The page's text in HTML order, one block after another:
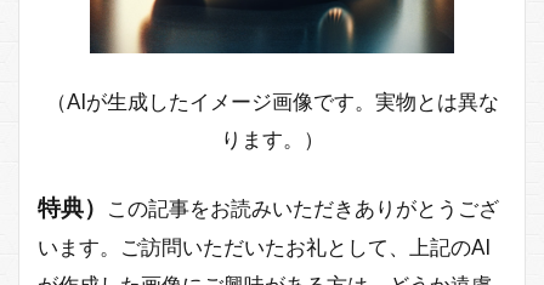
（AIが生成したイメージ画像です。実物とは異な
ります。）
特典）
この記事をお読みいただきありがとうござ
います。ご訪問いただいたお礼として、上記のAI